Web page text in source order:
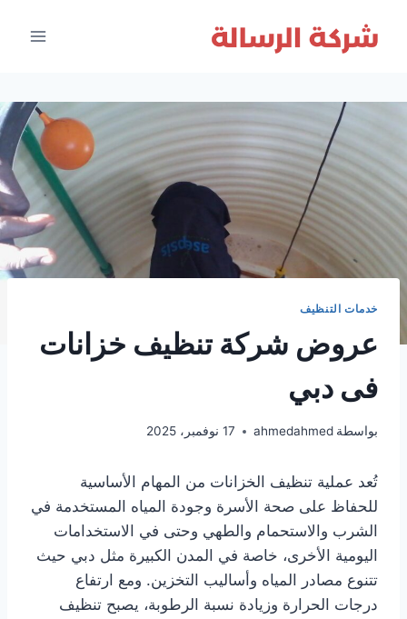
خدمات التنظيف
عروض شركة تنظيف خزانات
فى دبي
بواسطة ahmedahmed 17 نوفمبر، 2025
تُعد عملية تنظيف الخزانات من المهام الأساسية
للحفاظ على صحة الأسرة وجودة المياه المستخدمة في
الشرب والاستحمام والطهي وحتى في الاستخدامات
اليومية الأخرى، خاصة في المدن الكبيرة مثل دبي حيث
تتنوع مصادر المياه وأساليب التخزين. ومع ارتفاع
درجات الحرارة وزيادة نسبة الرطوبة، يصبح تنظيف